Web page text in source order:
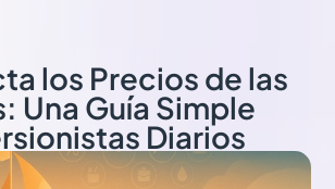
los Precios de las
Una Guía Simple
Diarios